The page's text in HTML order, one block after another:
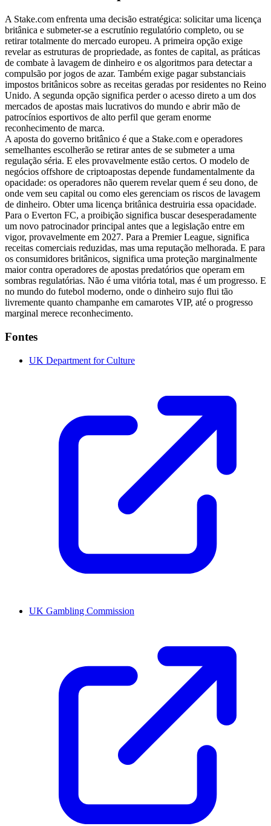
A Stake.com enfrenta uma decisão estratégica: solicitar uma licença
britânica e submeter-se a escrutínio regulatório completo, ou se
retirar totalmente do mercado europeu. A primeira opção exige
revelar as estruturas de propriedade, as fontes de capital, as práticas
de combate à lavagem de dinheiro e os algoritmos para detectar a
compulsão por jogos de azar. Também exige pagar substanciais
impostos britânicos sobre as receitas geradas por residentes no Reino
Unido. A segunda opção significa perder o acesso direto a um dos
mercados de apostas mais lucrativos do mundo e abrir mão de
patrocínios esportivos de alto perfil que geram enorme
reconhecimento de marca.
A aposta do governo britânico é que a Stake.com e operadores
semelhantes escolherão se retirar antes de se submeter a uma
regulação séria. E eles provavelmente estão certos. O modelo de
negócios offshore de criptoapostas depende fundamentalmente da
opacidade: os operadores não querem revelar quem é seu dono, de
onde vem seu capital ou como eles gerenciam os riscos de lavagem
de dinheiro. Obter uma licença britânica destruiria essa opacidade.
Para o Everton FC, a proibição significa buscar desesperadamente
um novo patrocinador principal antes que a legislação entre em
vigor, provavelmente em 2027. Para a Premier League, significa
receitas comerciais reduzidas, mas uma reputação melhorada. E para
os consumidores britânicos, significa uma proteção marginalmente
maior contra operadores de apostas predatórios que operam em
sombras regulatórias. Não é uma vitória total, mas é um progresso. E
no mundo do futebol moderno, onde o dinheiro sujo flui tão
livremente quanto champanhe em camarotes VIP, até o progresso
marginal merece reconhecimento.
Fontes
UK Department for Culture
UK Gambling Commission